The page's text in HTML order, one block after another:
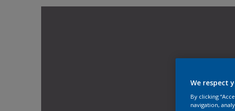
We respect
By clicking
navigation,